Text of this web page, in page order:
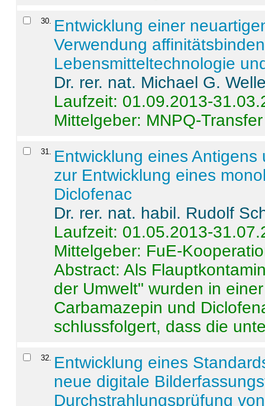
30. Entwicklung einer
Verwendung
Lebensmitteltechnologie
Dr. rer. nat. Michael G.
Laufzeit: 01.09.2013-
Mittelgeber: MNPQ-Transfer
31. Entwicklung eines
zur Entwicklung eines
Diclofenac
Dr. rer. nat. habil. Rudolf
Laufzeit: 01.05.2013-
Mittelgeber: FuE-
Abstract:Als
der Umwelt" wurden in
Carbamazepin und
schlussfolgert, dass die
32. Entwicklung eines
neue digitale
Durchstrahlungsprüfung